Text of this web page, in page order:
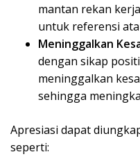
mantan rekan
untuk referensi
Meninggalkan
dengan sikap
meninggalkan
sehingga
Apresiasi dapat
seperti: